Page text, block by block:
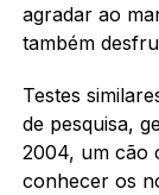
agradar ao
também
Testes
de pesquisa,
2004, um cão
conhecer os